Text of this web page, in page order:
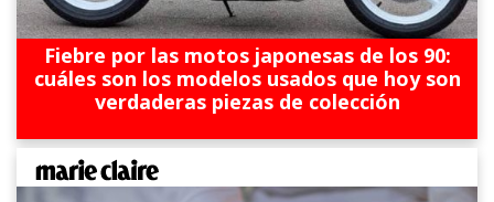
Fiebre por las motos japonesas de los 90:
cuáles son los modelos usados que hoy son
verdaderas piezas de colección